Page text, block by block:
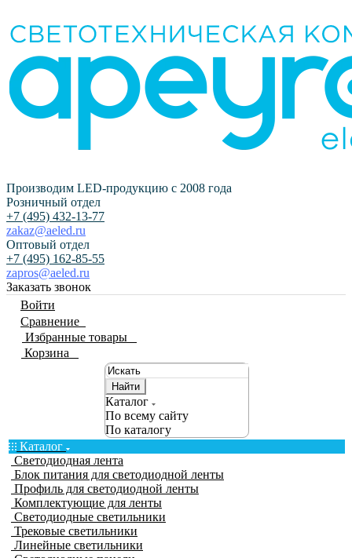
Производим LED-продукцию с 2008 года
Розничный отдел
+7 (495) 432-13-77
zakaz@aeled.ru
Оптовый отдел
+7 (495) 162-85-55
zapros@aeled.ru
Заказать звонок
Войти
Сравнение
Избранные товары
Корзина
Найти
Каталог
По всему сайту
По каталогу
Каталог
Светодиодная лента
Блок питания для светодиодной ленты
Профиль для светодиодной ленты
Комплектующие для ленты
Светодиодные светильники
Трековые светильники
Линейные светильники